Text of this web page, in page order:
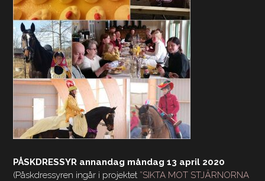
PÅSKDRESSYR annandag måndag 13 april 2020
(Påskdressyren ingår i projektet ”SIKTA MOT STJÄRNORNA